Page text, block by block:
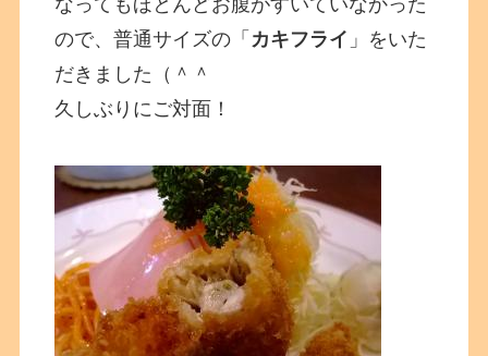
なってもほとんどお腹がすいていなかった
ので、普通サイズの「 カキフライ 」をいた
だきました（＾＾
久しぶりにご対面！